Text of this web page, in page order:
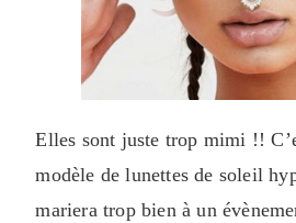
Elles sont juste trop mimi !!
modèle de lunettes de soleil
mariera trop bien à un